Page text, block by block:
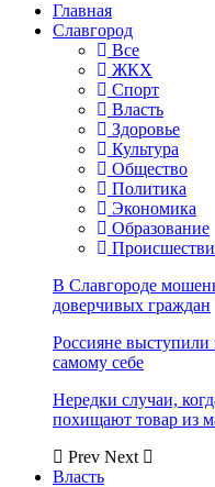
Главная
Славгород
Все
ЖКХ
Спорт
Власть
Здоровье
Культура
Общество
Политика
Экономика
Образование
В Славгороде
доверчивых граждан
Россияне выступили
самому себе
Нередки случаи,
похищают товар из
Prev Next
Власть